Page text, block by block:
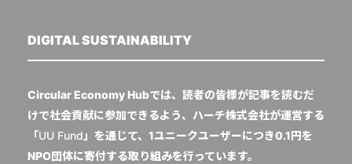
DIGITAL SUSTAINABILITY
Circular Economy Hubでは、読者の皆様が記事を読むだ
けで社会貢献に参加できるよう、ハーチ株式会社が運営する
「UU Fund 」を通じて、1ユニークユーザーにつき0.1円を
NPO団体に寄付する取り組みを行っています。